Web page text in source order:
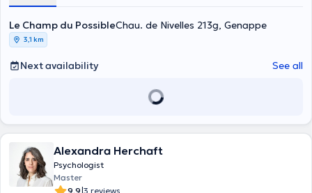
Le Champ du PossibleChau. de Nivelles 213g, Genappe
3,1 km
Next availability See all
Alexandra Herchaft
Psychologist
Master
9.9 3 reviews